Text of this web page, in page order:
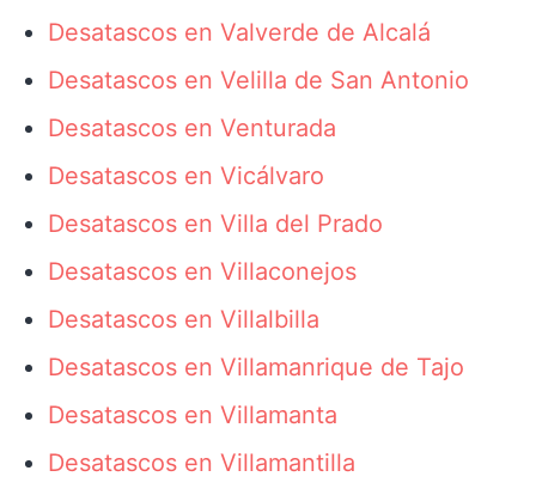
Desatascos en Valverde de Alcalá
Desatascos en Velilla de San Antonio
Desatascos en Venturada
Desatascos en Vicálvaro
Desatascos en Villa del Prado
Desatascos en Villaconejos
Desatascos en Villalbilla
Desatascos en Villamanrique de Tajo
Desatascos en Villamanta
Desatascos en Villamantilla